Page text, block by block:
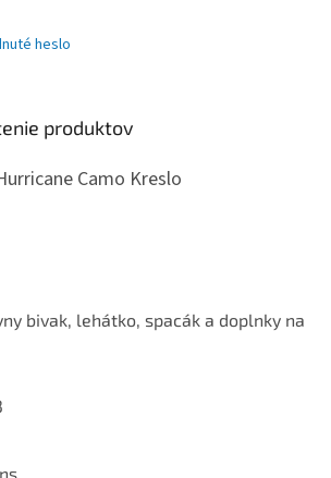
heslo
produktov
Camo Kreslo
produktu je 5 z 5 hviezdičiek.
bivak, lehátko, spacák a doplnky na